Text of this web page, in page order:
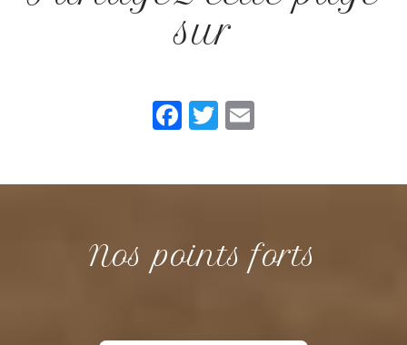
sur
Facebook
Twitter
Nos points forts